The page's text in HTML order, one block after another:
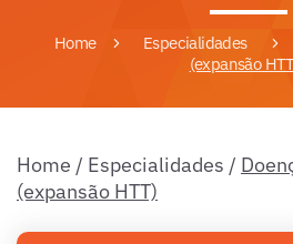
Home Especialidades
(expansão
Home / Especialidades /
(expansão HTT)